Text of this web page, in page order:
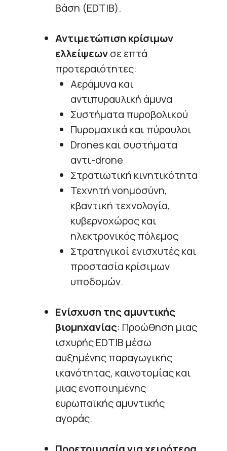
Βάση (EDTIB).
Αντιμετώπιση κρίσιμων
ελλείψεωνσε επτά
προτεραιότητες:
Αεράμυνα και
αντιπυραυλική άμυνα
Συστήματα πυροβολικού
Πυρομαχικά και πύραυλοι
Drones και συστήματα
αντι-drone
Στρατιωτική κινητικότητα
Τεχνητή νοημοσύνη,
κβαντική τεχνολογία,
κυβερνοχώρος και
ηλεκτρονικός πόλεμος
Στρατηγικοί ενισχυτές και
προστασία κρίσιμων
υποδομών.
Ενίσχυση της αμυντικής
βιομηχανίας: Προώθηση μιας
ισχυρής EDTIB μέσω
αυξημένης παραγωγικής
ικανότητας, καινοτομίας και
μιας ενοποιημένης
ευρωπαϊκής αμυντικής
αγοράς.